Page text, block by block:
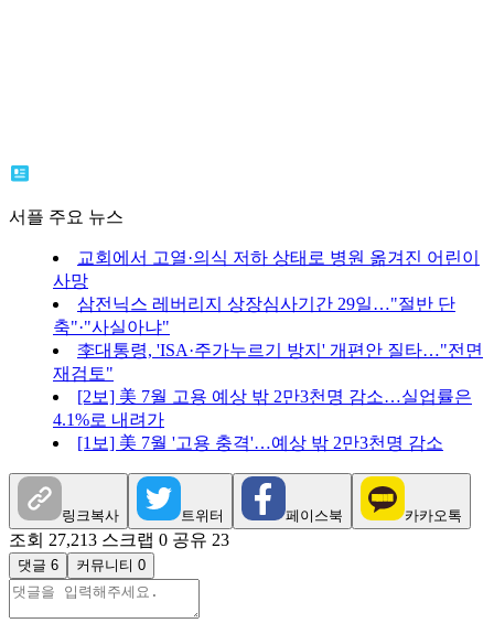
서플 주요 뉴스
교회에서 고열·의식 저하 상태로 병원 옮겨진 어린이
사망
삼전닉스 레버리지 상장심사기간 29일…"절반 단
축"·"사실아냐"
李대통령, 'ISA·주가누르기 방지' 개편안 질타…"전면
재검토"
[2보] 美 7월 고용 예상 밖 2만3천명 감소…실업률은
4.1%로 내려가
[1보] 美 7월 '고용 충격'…예상 밖 2만3천명 감소
링크복사 트위터 페이스북 카카오톡
조회 27,213 스크랩 0 공유 23
댓글 6 커뮤니티 0